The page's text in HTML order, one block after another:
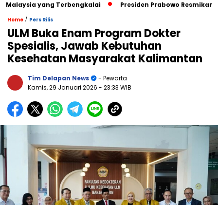
yang Terbengkalai Presiden Prabowo Resmikan
Home / Pers Rilis
ULM Buka Enam Program Dokter
Spesialis, Jawab Kebutuhan
Kesehatan Masyarakat Kalimantan
Tim Delapan News
- Pewarta
Kamis, 29 Januari 2026 - 23:33 WIB